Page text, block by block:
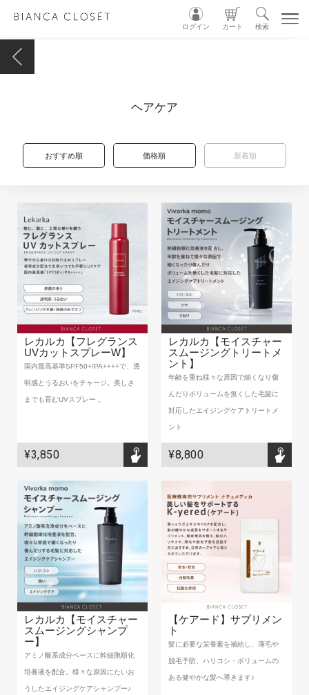
ログイン カート 検索
ヘアケア
おすすめ順 価格順 新着順
レカルカ【フレグランス
UVカットスプレーW】
国内最高基準SPF50+/PA++++で、透
明感とうるおいをチャージ。美しさ
までも育むUVスプレー 。
¥3,850
レカルカ【モイスチャー
スムージングトリートメ
ント】
年齢を重ね様々な原因で細くなり傷
んだりボリュームを無くした毛髪に
対応したエイジングケアトリートメ
ント
¥8,800
レカルカ【モイスチャー
スムージングシャンプ
ー】
アミノ酸系成分ベースに幹細胞順化
培養液を配合。様々な原因にたいお
うしたエイジングケアシャンプー♪
【ケアード】サプリメン
ト
髪に必要な栄養素を補給し、薄毛や
脱毛予防、ハリコシ・ボリュームの
ある健やかな髪へ導きます♪
カテゴリ別
グループ別
INSTAGRAM
BIANCA CLINIC
CONTACT